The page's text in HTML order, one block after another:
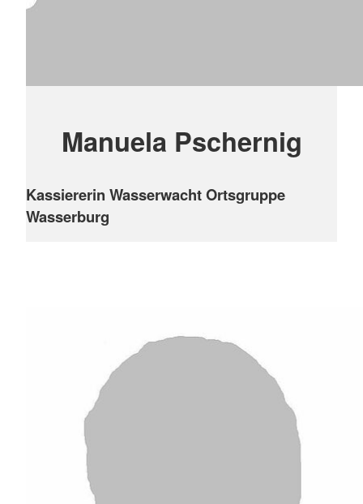
Manuela Pschernig
Kassiererin Wasserwacht Ortsgruppe
Wasserburg